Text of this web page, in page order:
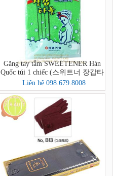
Găng tay tắm SWEETENER Hàn
Quốc túi 1 chiếc (스위트너 장갑타
올)-hết
Liên hệ 098.679.8008